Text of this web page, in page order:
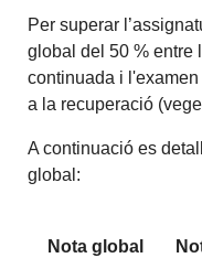
Per superar
global del 50 % entre
continuada i
a la recuperació
A continuació es
global:
Nota global